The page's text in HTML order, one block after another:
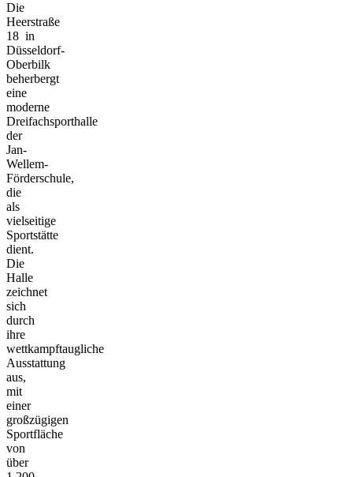
Die
Heerstraße
18 in
Düsseldorf-
Oberbilk
beherbergt
eine
moderne
Dreifachsporthalle
der
Jan-
Wellem-
Förderschule,
die
als
vielseitige
Sportstätte
dient.
Die
Halle
zeichnet
sich
durch
ihre
wettkampftaugliche
Ausstattung
aus,
mit
einer
großzügigen
Sportfläche
von
über